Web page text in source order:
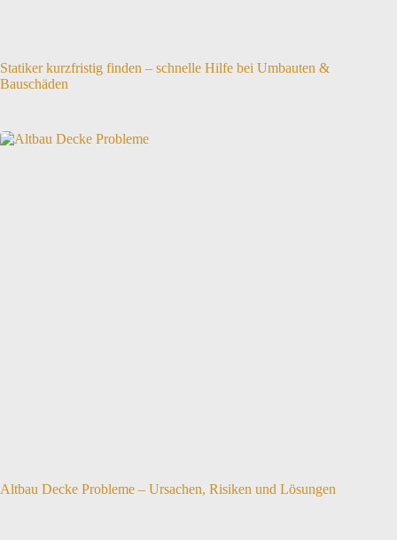
Statiker kurzfristig finden – schnelle Hilfe bei Umbauten &
Bauschäden
Altbau Decke Probleme – Ursachen, Risiken und Lösungen